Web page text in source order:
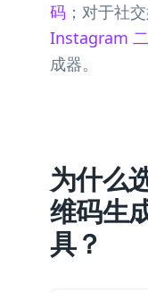
码 ；对于社
Instagram
成器。
为什么
维码生
具？